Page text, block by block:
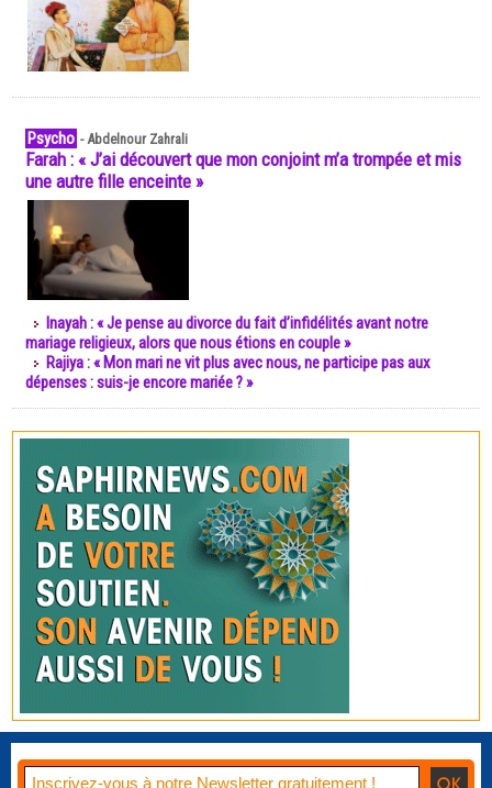
Psycho -Abdelnour Zahrali
Farah : « J’ai découvert que mon conjoint m’a trompée et mis
une autre fille enceinte »
Inayah : « Je pense au divorce du fait d’infidélités avant notre
mariage religieux, alors que nous étions en couple »
Rajiya : « Mon mari ne vit plus avec nous, ne participe pas aux
dépenses : suis-je encore mariée ? »